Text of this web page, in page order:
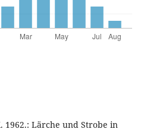
1962.: Lärche und Strobe in